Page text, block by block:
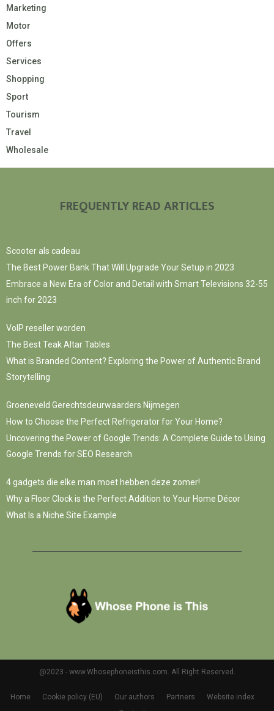
Marketing
Motor
Offers
Services
Shopping
Sport
Tourism
Travel
Wholesale
FREQUENTLY READ ARTICLES
Scooter als cadeau
The Best Power Bank That Will Upgrade Your Setup in 2023
Embrace a New Era of Color and Detail with Smart Televisions 32-55
inch for 2023
VoIP reseller worden
The Best Teak Altar Tables
What is Branded Content? Exploring the Power of Authentic Brand
Storytelling
Groeneveld Gerechtsdeurwaarders Nijmegen
How to Choose the Perfect Refrigerator for Your Home?
Uncovering the Power of Google Trends: A Complete Guide to Using
Google Trends for SEO Research
4 gadgets die elke man moet hebben deze zomer!
Why a Floor Clock is the Perfect Addition to Your Home Décor
What Is a Niche Site Example
@2023 - www.Whosephoneisthis.com. All Right Reserved.
Home Cookie policy (EU) Our authors Partners
Website index